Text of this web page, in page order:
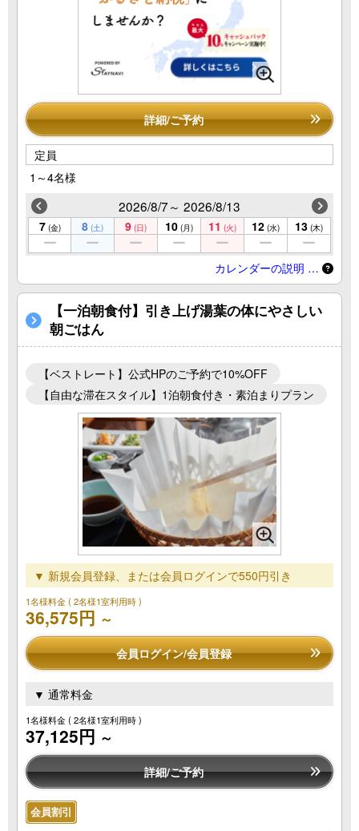
詳細/ご予約
定員
1～4名様
2026/8/7～ 2026/8/13
7 (金) 8 (土) 9 (日) 10 (月) 11 (火) 12 (水) 13 (木)
カレンダーの説明 …
【一泊朝食付】引き上げ湯葉の体にやさしい
朝ごはん
【ベストレート】公式HPのご予約で10%OFF
【自由な滞在スタイル】1泊朝食付き・素泊まりプラン
▼ 新規会員登録、または会員ログインで550円引き
1名様料金( 2名様1室利用時 )
36,575円 ～
会員ログイン/会員登録
▼ 通常料金
1名様料金( 2名様1室利用時 )
37,125円 ～
詳細/ご予約
会員割引